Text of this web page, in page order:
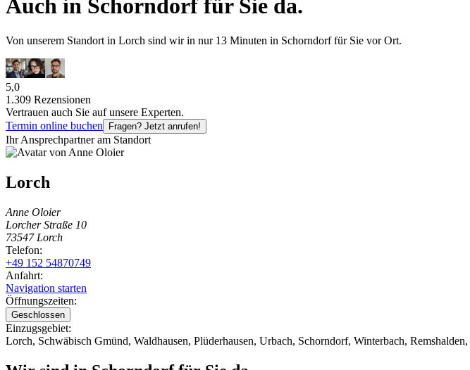
Auch in Schorndorf für Sie da.
Von unserem Standort in Lorch sind wirin nur 13 Minuten in Schorndorffür Sie vor Ort.
5,0
1.309 Rezensionen
Vertrauen auch Sie auf unsere Experten.
Termin online buchen
Fragen? Jetzt anrufen!
Ihr Ansprechpartner am Standort
Lorch
Anne Oloier
Lorcher Straße 10
73547 Lorch
Telefon:
+49 152 54870749
Anfahrt:
Navigation starten
Öffnungszeiten:
Geschlossen
Einzugsgebiet:
Lorch, Schwäbisch Gmünd, Waldhausen, Plüderhausen, Urbach, Schorndorf, Winterbach, Remshalden,